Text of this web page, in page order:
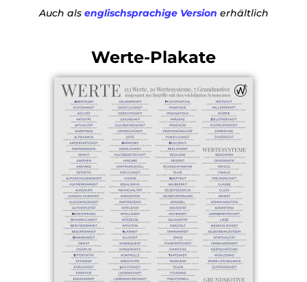
Auch als englischsprachige Version erhältlich
Werte-Plakate